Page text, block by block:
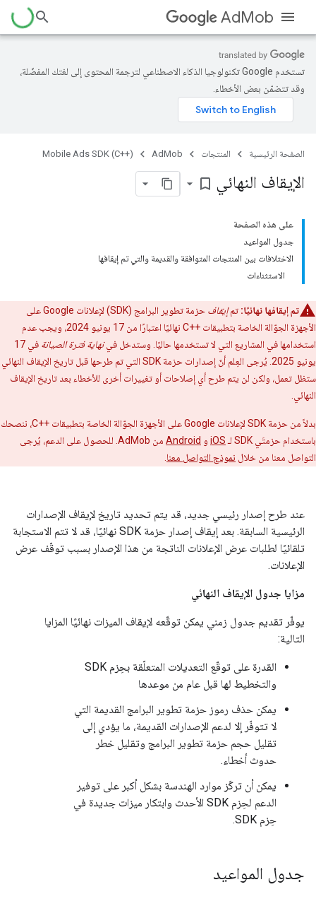
AdMob
تستخدم Google تكنولوجيا الذكاء الاصطناعي لترجمة المحتوى إلى لغتك المفضّلة،
وقد تتضمّن بعض الأخطاء.
الصفحة الرئيسية المنتجات AdMob
Mobile Ads SDK (C++)
الإيقاف النهائي bookmark_border
على هذه الصفحة
جدول المواعيد
الاختلافات بين المنتجات المتوافقة والقديمة والتي تم إيقافها
الاستثناءات
تم إيقافها نهائيًا: تمإيقاف
حزمة تطوير البرامج (SDK) لإعلانات Google على
الأجهزة الجوّالة الخاصة بتطبيقات ++C نهائيًا اعتبارًا من 17 يونيو 2024، ويجب عدم
استخدامها في المشاريع التي لا تستخدمها حاليًا. وستدخل فينهاية فترة الصيانة
في 17
يونيو 2025. يُرجى العِلم أنّ إصدارات حزمة SDK التي تم طرحها قبل تاريخ الإيقاف النهائي
ستظل تعمل، ولكن لن يتم طرح أي إصلاحات أو تغييرات أخرى للأخطاء بعد تاريخ الإيقاف
النهائي.
بدلاً من حزمة SDK لإعلانات Google على الأجهزة الجوّالة الخاصة بتطبيقات ++C، ننصحك
باستخدام حزمتَي SDK لـ
iOS و Android
من AdMob. للحصول على الدعم، يُرجى
التواصل معنا من خلال نموذج التواصل معنا
عند طرح إصدار رئيسي جديد، قد يتم تحديد تاريخ لإيقاف الإصدارات
الرئيسية السابقة. بعد إيقاف إصدار حزمة SDK نهائيًا، قد لا تتم الاستجابة
تلقائيًا لطلبات عرض الإعلانات الناتجة من هذا الإصدار بسبب توقّف عرض
الإعلانات.
مزايا جدول الإيقاف النهائي
يوفّر تقديم جدول زمني يمكن توقّعه لإيقاف الميزات نهائيًا المزايا
التالية:
القدرة على توقّع التعديلات المتعلّقة بحِزم SDK
والتخطيط لها قبل عام من موعدها
يمكن حذف رموز حزمة تطوير البرامج القديمة التي
لا تتوفّر إلا لدعم الإصدارات القديمة، ما يؤدي إلى
تقليل حجم حزمة تطوير البرامج وتقليل خطر
حدوث أخطاء.
يمكن أن تركّز موارد الهندسة بشكل أكبر على توفير
الدعم لحِزم SDK الأحدث وابتكار ميزات جديدة في
حِزم SDK.
جدول المواعيد